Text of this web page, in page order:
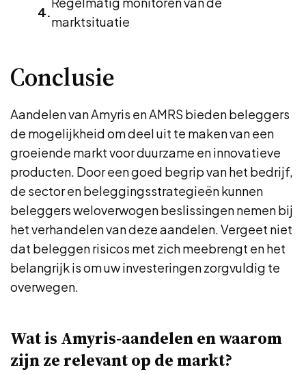
marktsituatie
Conclusie
Aandelen van Amyris en AMRS bieden beleggers
de mogelijkheid om deel uit te maken van een
groeiende markt voor duurzame en innovatieve
producten. Door een goed begrip van het bedrijf,
de sector en beleggingsstrategieën kunnen
beleggers weloverwogen beslissingen nemen bij
het verhandelen van deze aandelen. Vergeet niet
dat beleggen risicos met zich meebrengt en het
belangrijk is om uw investeringen zorgvuldig te
overwegen.
Wat is Amyris-aandelen en waarom
zijn ze relevant op de markt?